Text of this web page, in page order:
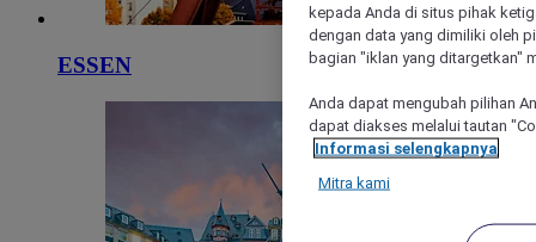
ESSEN
kepada Anda di situs pihak
dengan data yang dimiliki oleh
bagian "iklan yang ditargetkan"
Anda dapat mengubah pilihan
dapat diakses melalui tautan
Informasi selengkapnya
Mitra kami